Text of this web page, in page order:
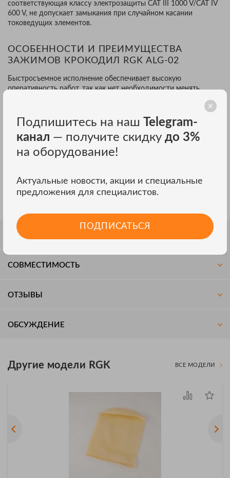
соответствующая классу электрозащиты CAT III 1000 V/CAT IV
600 V, не допускает замыкания при случайном касании
токоведущих элементов.
ОСОБЕННОСТИ И ПРЕИМУЩЕСТВА
ЗАЖИМОВ КРОКОДИЛ RGK ALG-02
Быстросъемное исполнение обеспечивает высокую
оперативность работ, так как нет необходимости менять
Зажимы выполнены из латуни с низким электрическим
сопротивлением, а никелевое покрытие, нанесенное
гальваническим методом, препятствует образованию оксидной
пленки, за счет чего аксессуары не вносят погрешность в
результаты измерений электрических параметров. Для
ограничительного барьера зажимов типа "крокодил" RGK ALG-
02, не допускающего непреднамеренный контакт пальцев
СПЕЦИФИКАЦИЯ
СОВМЕСТИМОСТЬ
ОТЗЫВЫ
ОБСУЖДЕНИЕ
Другие модели RGK ВСЕ МОДЕЛИ
Подпишитесь на наш Telegram-
канал — получите скидку до 3%
на оборудование!
Актуальные новости, акции и специальные
предложения для специалистов.
ПОДПИСАТЬСЯ